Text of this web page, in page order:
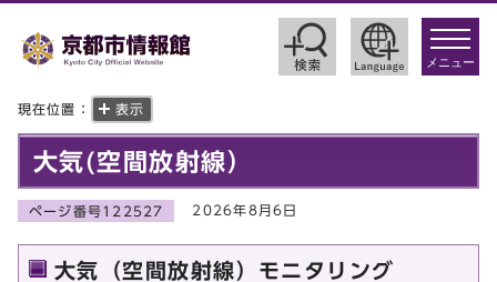
toggle
メニュー
現在位置： 表示
大気(空間放射線）
ページ番号122527 2026年8月6日
大気（空間放射線）モニタリング